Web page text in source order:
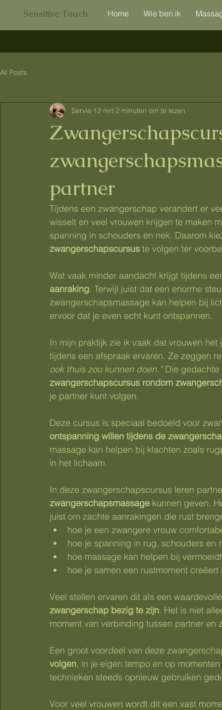
Sensitive Touch Home Wie ben ik
All Posts
partner
Servia 12 mrt 2 minuten om te lezen
Tijdens een zwangerschap verandert er
wisselt en veel vrouwen krijgen te maken
spanning in schouders en nek. Daarom
zwangerschapscursus te volgen ter
Wat vaak minder aandacht krijgt tijdens
aanraking. Terwijl juist dat een enorme
zwangerschapsmassage kan helpen bij
ervoor dat je even echt kunt ontspannen.
In mijn praktijk zie ik vaak dat vrouwen
tijdens een afspraak ervaren. Ze zeggen
ook thuis zou kunnen doen.” Die gedachte
zwangerschapscursus rondom
je partner kunt volgen.
Deze cursus is speciaal bedoeld voor
ontspanning willen tijdens de
massage kan helpen bij klachten zoals
in het lichaam.
In deze zwangerschapscursus leren
zwangerschapsmassage kunnen geven.
juist om zachte aanrakingen die rust
hoe je een zwangere vrouw
hoe je spanning in rug, schouders en
hoe massage kan helpen bij
hoe je samen een rustmoment
Veel stellen ervaren dit als een
zwangerschap bezig te zijn. Het is niet
moment van verbinding tussen partner en
Een groot voordeel van deze
volgen, in je eigen tempo en op
technieken steeds opnieuw gebruiken
Voor veel vrouwen wordt dit een vast